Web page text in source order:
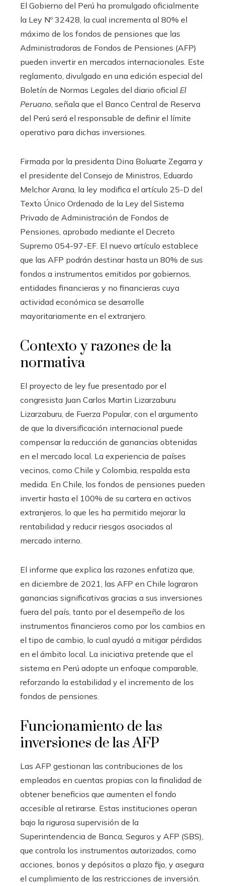
El Gobierno del Perú ha promulgado oficialmente
la Ley Nº 32428, la cual incrementa al 80% el
máximo de los fondos de pensiones que las
Administradoras de Fondos de Pensiones (AFP)
pueden invertir en mercados internacionales. Este
reglamento, divulgado en una edición especial del
Boletín de Normas Legales del diario oficial El
Peruano, señala que el Banco Central de Reserva
del Perú será el responsable de definir el límite
operativo para dichas inversiones.
Firmada por la presidenta Dina Boluarte Zegarra y
el presidente del Consejo de Ministros, Eduardo
Melchor Arana, la ley modifica el artículo 25-D del
Texto Único Ordenado de la Ley del Sistema
Privado de Administración de Fondos de
Pensiones, aprobado mediante el Decreto
Supremo 054-97-EF. El nuevo artículo establece
que las AFP podrán destinar hasta un 80% de sus
fondos a instrumentos emitidos por gobiernos,
entidades financieras y no financieras cuya
actividad económica se desarrolle
mayoritariamente en el extranjero.
Contexto y razones de la
normativa
El proyecto de ley fue presentado por el
congresista Juan Carlos Martin Lizarzaburu
Lizarzaburu, de Fuerza Popular, con el argumento
de que la diversificación internacional puede
compensar la reducción de ganancias obtenidas
en el mercado local. La experiencia de países
vecinos, como Chile y Colombia, respalda esta
medida. En Chile, los fondos de pensiones pueden
invertir hasta el 100% de su cartera en activos
extranjeros, lo que les ha permitido mejorar la
rentabilidad y reducir riesgos asociados al
mercado interno.
El informe que explica las razones enfatiza que,
en diciembre de 2021, las AFP en Chile lograron
ganancias significativas gracias a sus inversiones
fuera del país, tanto por el desempeño de los
instrumentos financieros como por los cambios en
el tipo de cambio, lo cual ayudó a mitigar pérdidas
en el ámbito local. La iniciativa pretende que el
sistema en Perú adopte un enfoque comparable,
reforzando la estabilidad y el incremento de los
fondos de pensiones.
Funcionamiento de las
inversiones de las AFP
Las AFP gestionan las contribuciones de los
empleados en cuentas propias con la finalidad de
obtener beneficios que aumenten el fondo
accesible al retirarse. Estas instituciones operan
bajo la rigurosa supervisión de la
Superintendencia de Banca, Seguros y AFP (SBS),
que controla los instrumentos autorizados, como
acciones, bonos y depósitos a plazo fijo, y asegura
el cumplimiento de las restricciones de inversión.